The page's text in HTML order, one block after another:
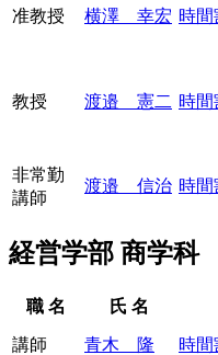
准教授 横澤 幸宏 時間
教授 渡邉 憲二 時間
非常勤
講師
渡邉 信治 時間
経営学部 商学科
職 名 氏 名
講師 青木 隆 時間